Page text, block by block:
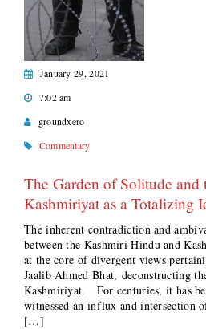
January 29, 2021
7:02 am
groundxero
Commentary
The Garden of Solitude and
Kashmiriyat as a Totalizing
The inherent contradiction and
between the Kashmiri Hindu and
at the core of divergent views
Jaalib Ahmed Bhat, deconstructing
Kashmiriyat. For centuries, it has
witnessed an influx and intersection
[…]